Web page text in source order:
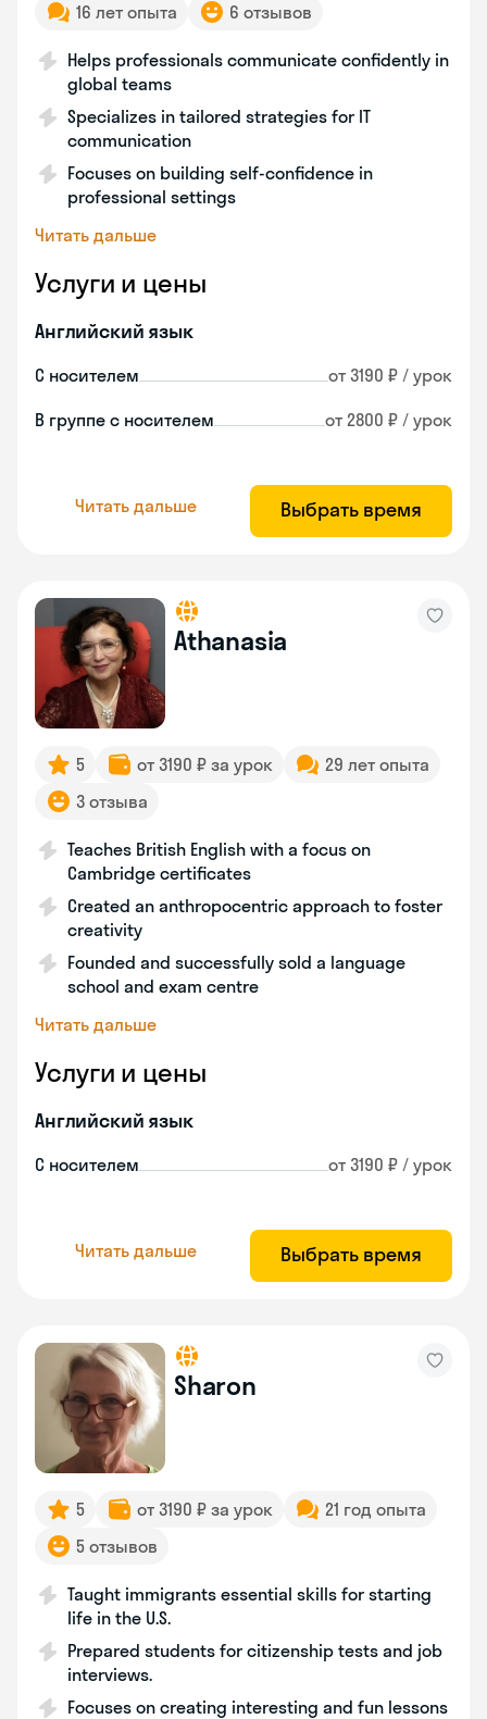
16 лет опыта
6 отзывов
Helps professionals communicate confidently in
global teams
Specializes in tailored strategies for IT
communication
Focuses on building self-confidence in
professional settings
Читать дальше
Услуги и цены
Английский язык
С носителем от 3190 ₽ / урок
В группе с носителем от 2800 ₽ / урок
Читать дальше Выбрать время
Athanasia
5 от 3190 ₽ за урок
29 лет опыта
3 отзыва
Teaches British English with a focus on
Cambridge certificates
Created an anthropocentric approach to foster
creativity
Founded and successfully sold a language
school and exam centre
Читать дальше
Услуги и цены
Английский язык
С носителем от 3190 ₽ / урок
Читать дальше Выбрать время
Sharon
5 от 3190 ₽ за урок
21 год опыта
5 отзывов
Taught immigrants essential skills for starting
life in the U.S.
Prepared students for citizenship tests and job
interviews.
Focuses on creating interesting and fun lessons